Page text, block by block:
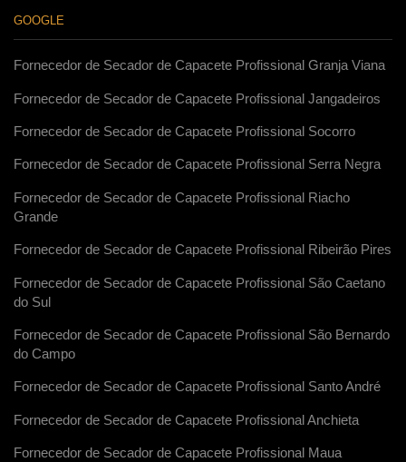
GOOGLE
Fornecedor de Secador de Capacete Profissional Granja Viana
Fornecedor de Secador de Capacete Profissional Jangadeiros
Fornecedor de Secador de Capacete Profissional Socorro
Fornecedor de Secador de Capacete Profissional Serra Negra
Fornecedor de Secador de Capacete Profissional Riacho
Grande
Fornecedor de Secador de Capacete Profissional Ribeirão Pires
Fornecedor de Secador de Capacete Profissional São Caetano
do Sul
Fornecedor de Secador de Capacete Profissional São Bernardo
do Campo
Fornecedor de Secador de Capacete Profissional Santo André
Fornecedor de Secador de Capacete Profissional Anchieta
Fornecedor de Secador de Capacete Profissional Maua